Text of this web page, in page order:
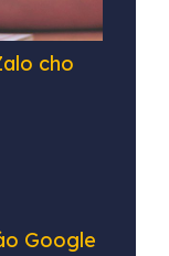
cho
Google